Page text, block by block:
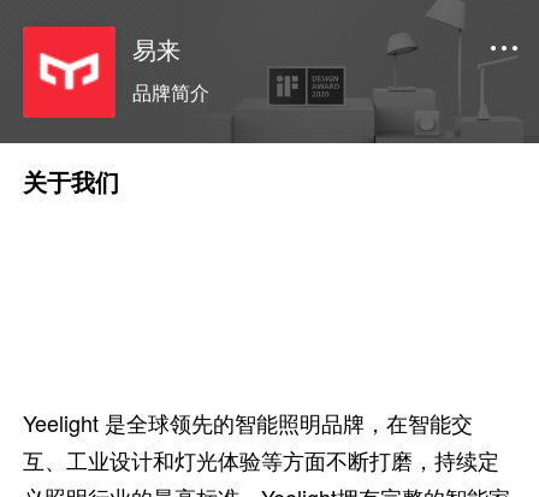
易来
品牌简介
关于我们
Yeelight 是全球领先的智能照明品牌，在智能交
互、工业设计和灯光体验等方面不断打磨，持续定